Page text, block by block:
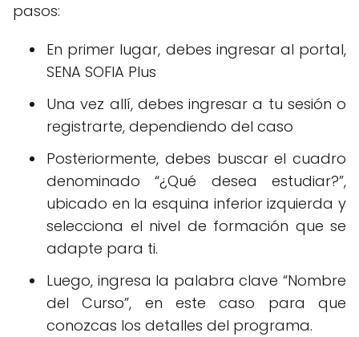
pasos:
En primer lugar, debes ingresar al portal,
SENA SOFIA Plus
Una vez allí, debes ingresar a tu sesión o
registrarte, dependiendo del caso
Posteriormente, debes buscar el cuadro
denominado “¿Qué desea estudiar?”,
ubicado en la esquina inferior izquierda y
selecciona el nivel de formación que se
adapte para ti.
Luego, ingresa la palabra clave “Nombre
del Curso”, en este caso para que
conozcas los detalles del programa.